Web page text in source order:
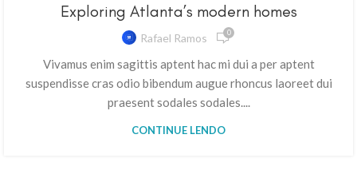
Exploring Atlanta’s modern homes
Rafael Ramos 0
Vivamus enim sagittis aptent hac mi dui a per aptent
suspendisse cras odio bibendum augue rhoncus laoreet dui
praesent sodales sodales....
CONTINUE LENDO